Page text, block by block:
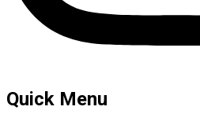
Quick Menu